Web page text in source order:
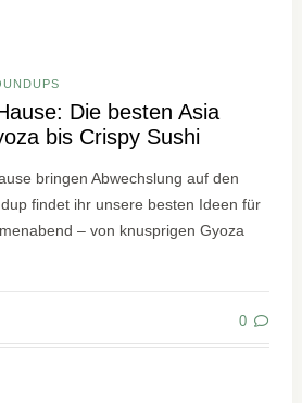
Die besten Asia
bis Crispy Sushi
bringen Abwechslung auf den
findet ihr unsere besten Ideen für
– von knusprigen Gyoza
0